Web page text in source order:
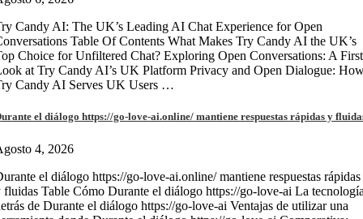
Candy AI: The UK’s Leading AI Chat Experience for Open
Table Of Contents What Makes Try Candy AI the UK’s
Choice for Unfiltered Chat? Exploring Open Conversations: A First
at Try Candy AI’s UK Platform Privacy and Open Dialogue:
Candy AI Serves UK Users …
el diálogo https://go-love-ai.online/ mantiene respuestas rápidas y
4, 2026
el diálogo https://go-love-ai.online/ mantiene respuestas rápidas
fluidas Table Cómo Durante el diálogo https://go-love-ai La
de Durante el diálogo https://go-love-ai Ventajas de utilizar una